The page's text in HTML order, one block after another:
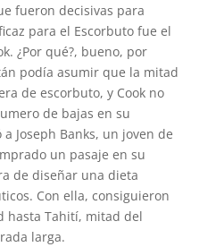
fueron decisivas para
para el Escorbuto fue el
¿Por qué?, bueno, por
podía asumir que la mitad
de escorbuto, y Cook no
de bajas en su
Joseph Banks, un joven de
un pasaje en su
de diseñar una dieta
Con ella, consiguieron
hasta Tahití, mitad del
larga.